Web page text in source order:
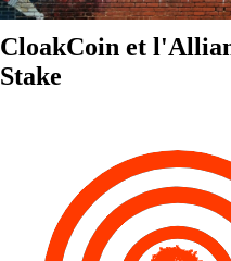
CloakCoin et
Stake